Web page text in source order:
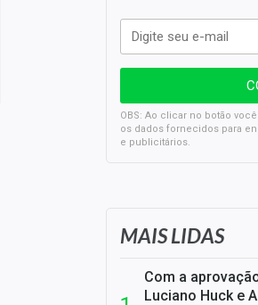
OBS: Ao clicar no botão
os dados fornecidos para
e publicitários.
MAIS LIDAS
Com a
Luciano Huck e